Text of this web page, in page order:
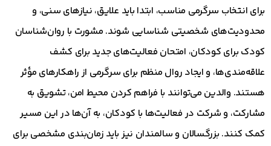
برای انتخاب سرگرمی مناسب، ابتدا باید علایق، نیازهای سنی، و
محدودیت‌های شخصیتی شناسایی شوند. مشورت با روان‌شناسان
کودک برای کودکان، امتحان فعالیت‌های جدید برای کشف
علاقه‌مندی‌ها، و ایجاد روال منظم برای سرگرمی از راهکارهای مؤثر
هستند. والدین می‌توانند با فراهم کردن محیط امن، تشویق به
مشارکت، و شرکت در فعالیت‌ها با کودکان، به آن‌ها در این مسیر
کمک کنند. بزرگسالان و سالمندان نیز باید زمان‌بندی مشخصی برای